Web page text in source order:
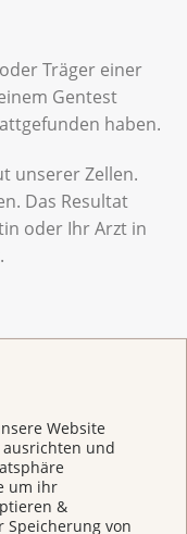
Website
und
um ihr
&
Speicherung von
Träger einer
Gentest
haben.
unserer Zellen.
Das Resultat
oder Ihr Arzt in
Alter und
werden.
oder